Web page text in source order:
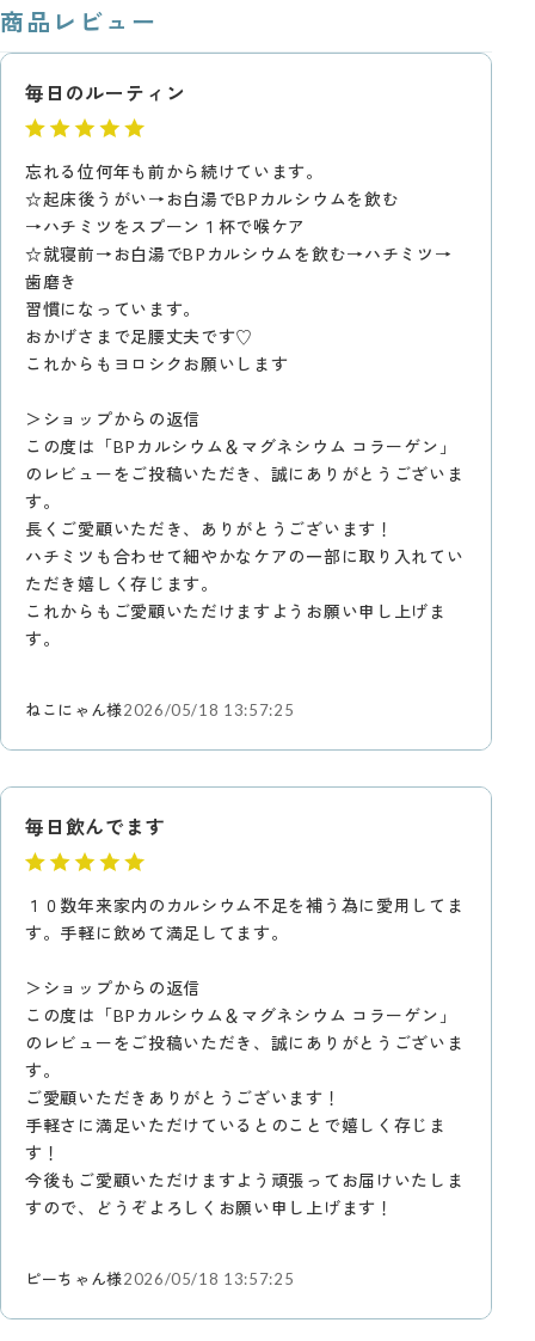
商品レビュー
毎日のルーティン
忘れる位何年も前から続けています。
☆起床後うがい→お白湯でBPカルシウムを飲む
→ハチミツをスプーン１杯で喉ケア
☆就寝前→お白湯でBPカルシウムを飲む→ハチミツ→
歯磨き
習慣になっています。
おかげさまで足腰丈夫です♡
これからもヨロシクお願いします
＞ショップからの返信
この度は「BPカルシウム＆マグネシウム コラーゲン」
のレビューをご投稿いただき、誠にありがとうございま
す。
長くご愛顧いただき、ありがとうございます！
ハチミツも合わせて細やかなケアの一部に取り入れてい
ただき嬉しく存じます。
これからもご愛顧いただけますようお願い申し上げま
す。
ねこにゃん様2026/05/18 13:57:25
毎日飲んでます
１０数年来家内のカルシウム不足を補う為に愛用してま
す。手軽に飲めて満足してます。
＞ショップからの返信
この度は「BPカルシウム＆マグネシウム コラーゲン」
のレビューをご投稿いただき、誠にありがとうございま
す。
ご愛顧いただきありがとうございます！
手軽さに満足いただけているとのことで嬉しく存じま
す！
今後もご愛顧いただけますよう頑張ってお届けいたしま
すので、どうぞよろしくお願い申し上げます！
ピーちゃん様2026/05/18 13:57:25